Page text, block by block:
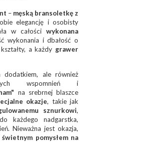
– męską bransoletkę z
elegancję i osobisty
w całościwykonana
wykonania i dbałość o
a każdy grawer
ale również
wspomnień i
na srebrnej blaszce
okazje, takie jak
sznurkowi,
każdego nadgarstka,
Nieważna jest okazja,
świetnym pomysłem na